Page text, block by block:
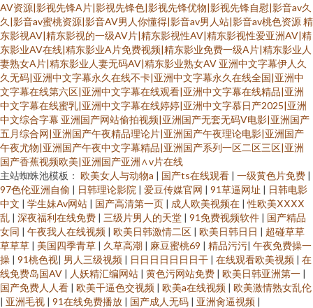
AV资源|影视先锋A片|影视先锋色|影视先锋优物|影视先锋自慰|影音av久
久|影音av蜜桃资源|影音AV男人你懂得|影音av男人站|影音av桃色资源精
东影视AV|精东影视的一级AV片|精东影视性AV|精东影视性爱亚洲AV|精
东影业AV在线|精东影业A片免费视频|精东影业免费一级A片|精东影业人
妻熟女A片|精东影业人妻无码AV|精东影业熟女AV 亚洲中文字幕伊人久
久无码|亚洲中文字幕永久在线不卡|亚洲中文字幕永久在线全国|亚洲中
文字幕在线第六区|亚洲中文字幕在线观看|亚洲中文字幕在线精品|亚洲
中文字幕在线蜜乳|亚洲中文字幕在线婷婷|亚洲中文字慕日产2025|亚洲
中文综合字幕 亚洲国产网站偷拍视频|亚洲国产无套无码V电影|亚洲国产
五月综合网|亚洲国产午夜精品理论片|亚洲国产午夜理论电影|亚洲国产
午夜尤物|亚洲国产午夜中文字幕精品|亚洲国产系列一区二区三区|亚洲
国产香蕉视频欧美|亚洲国产亚洲∧v片在线
主站蜘蛛池模板： 欧美女人与动物a | 国产ts在线观看 | 一级黄色片免费 |
97色伦亚洲自偷 | 日韩理论影院 | 爱豆传媒官网 | 91草逼网址 | 日韩电影
中文 | 学生妹Av网站 | 国产高清第一页 | 成人欧美视频在 |性欧美ⅩⅩⅩⅩ
乱 | 深夜福利在线免费 | 三级片男人的天堂 | 91免费视频软件 | 国产精品
女同 | 午夜我人在线视频 | 欧美日韩激情二区 | 欧美日韩日日 | 超碰草草
草草草 | 美国四季青草 | 久草高潮 | 麻豆蜜桃69 | 精品污污| 午夜免费操一
操 | 91桃色视| 男人三级视频 | 日日日日日日日干 | 在线观看欧美视频 | 在
线免费岛国AV | 人妖精汇编网站 | 黄色污网站免费 | 欧美日韩亚洲第一 |
国产免费人人看 | 欧美干逼色交视频 | 欧美a在线视频 | 欧美激情熟女乱伦
| 亚洲毛视 | 91在线免费播放 | 国产成人无码 | 亚洲肏逼视频 |